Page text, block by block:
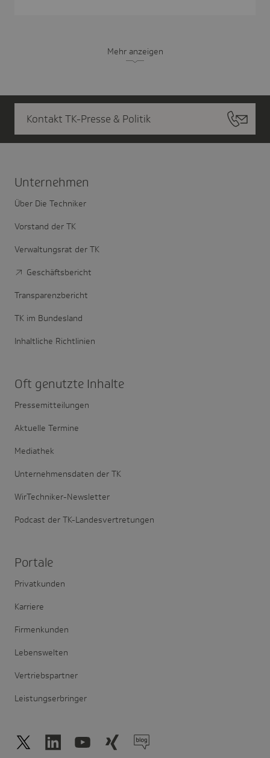
Mehr anzeigen
Kontakt TK-Presse & Politik
Unter­nehmen
Über Die Techniker
Vorstand der TK
Verwaltungsrat der TK
Geschäftsbericht
Transparenzbericht
TK im Bundesland
Inhaltliche Richtlinien
Oft genutzte Inhalte
Pressemitteilungen
Aktuelle Termine
Mediathek
Unternehmensdaten der TK
WirTechniker-Newsletter
Podcast der TK-Landesvertretungen
Portale
Privatkunden
Karriere
Firmenkunden
Lebenswelten
Vertriebspartner
Leistungserbringer